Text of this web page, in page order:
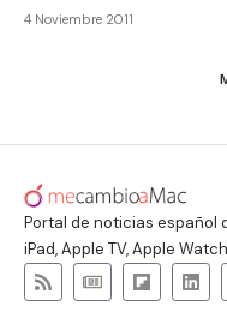
4 Noviembre 2011
Portal de noticias español
iPad, Apple TV, Apple